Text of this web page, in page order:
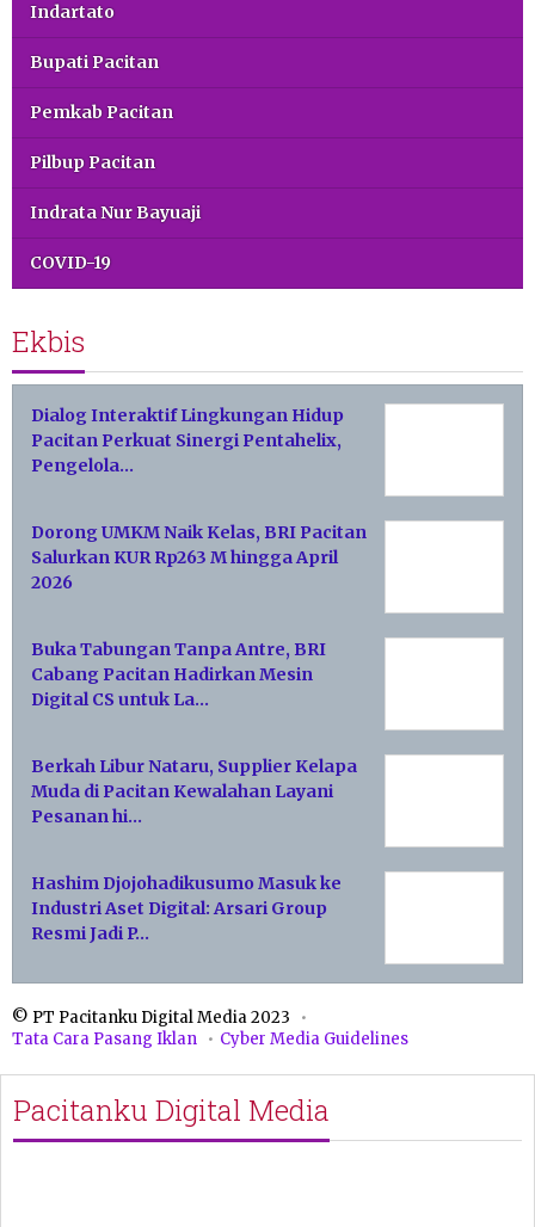
Indartato
Bupati Pacitan
Pemkab Pacitan
Pilbup Pacitan
Indrata Nur Bayuaji
COVID-19
Ekbis
Dialog Interaktif Lingkungan Hidup
Pacitan Perkuat Sinergi Pentahelix,
Pengelola…
Dorong UMKM Naik Kelas, BRI Pacitan
Salurkan KUR Rp263 M hingga April
2026
Buka Tabungan Tanpa Antre, BRI
Cabang Pacitan Hadirkan Mesin
Digital CS untuk La…
Berkah Libur Nataru, Supplier Kelapa
Muda di Pacitan Kewalahan Layani
Pesanan hi…
Hashim Djojohadikusumo Masuk ke
Industri Aset Digital: Arsari Group
Resmi Jadi P…
© PT Pacitanku Digital Media 2023
Tata Cara Pasang Iklan
Cyber Media Guidelines
Pacitanku Digital Media